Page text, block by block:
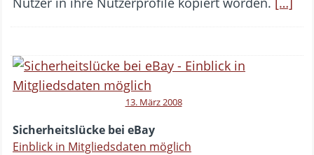
13. März 2008
Sicherheitslücke bei eBay
Einblick in Mitgliedsdaten möglich